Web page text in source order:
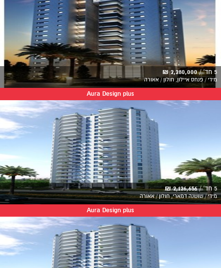
5 חד' / 2,280,000 ₪
מידי / פנחס איילון, חולון / אאורה
Aura Design plus
5 חד' / 2,126,656 ₪
מידי / שושנה דמארי, חולון / אאורה
Aura Design plus